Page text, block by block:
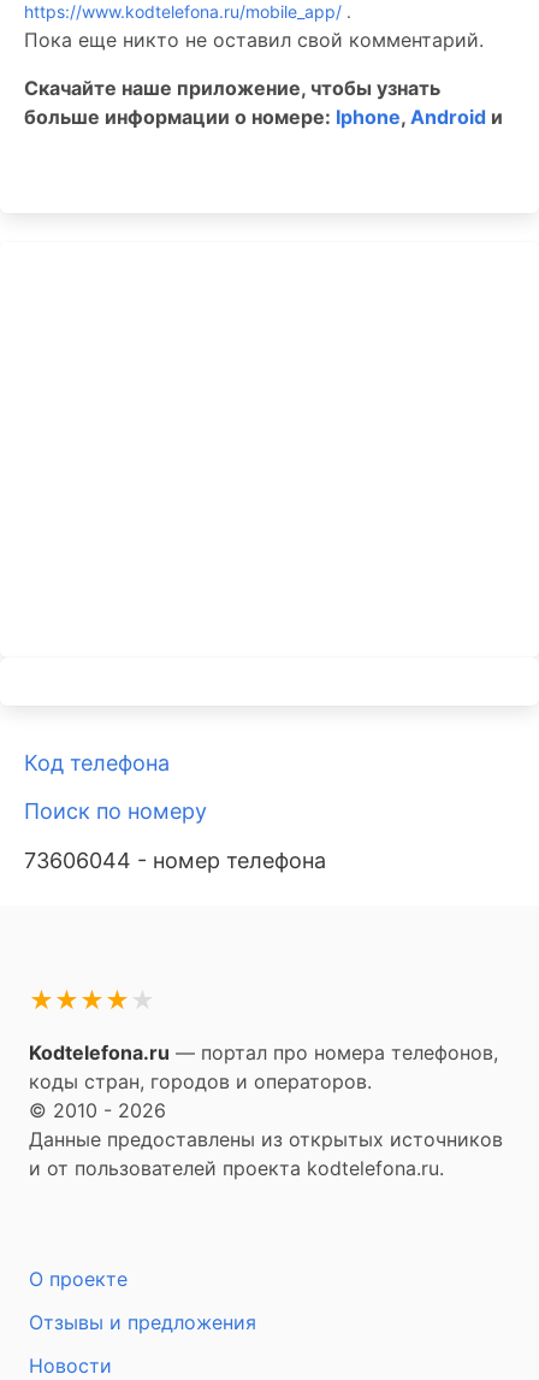
https://www.kodtelefona.ru/mobile_app/ .
Пока еще никто не оставил свой комментарий.
Скачайте наше приложение, чтобы узнать
больше информации о номере: Iphone, Android и
Код телефона
Поиск по номеру
73606044 - номер телефона
★
★
★
★
★
Kodtelefona.ru — портал про номера телефонов,
коды стран, городов и операторов.
© 2010 - 2026
Данные предоставлены из открытых источников
и от пользователей проекта kodtelefona.ru.
О проекте
Отзывы и предложения
Новости